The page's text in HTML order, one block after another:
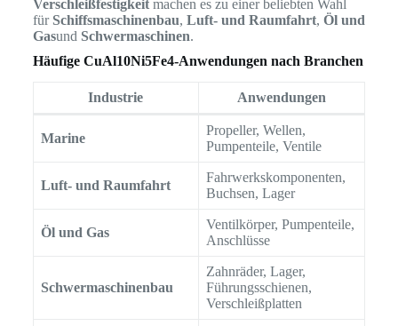
Verschleißfestigkeitmachen es zu einer beliebten Wahl
für Schiffsmaschinenbau, Luft- und Raumfahrt, Öl und
Gasund Schwermaschinen.
Häufige CuAl10Ni5Fe4-Anwendungen nach Branchen
Industrie Anwendungen
Marine
Propeller, Wellen,
Pumpenteile, Ventile
Luft- und Raumfahrt
Fahrwerkskomponenten,
Buchsen, Lager
Öl und Gas
Ventilkörper, Pumpenteile,
Anschlüsse
Schwermaschinenbau
Zahnräder, Lager,
Führungsschienen,
Verschleißplatten